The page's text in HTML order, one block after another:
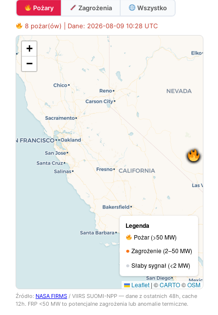
Pożary Zagrożenia Wszystko
8 pożar(ów) | Dane: 2026-08-09 10:28 UTC
+
−
Legenda
Pożar (>50 MW)
● Zagrożenie (2–50 MW)
● Słaby sygnał (<2 MW)
Leaflet | ©CARTO©OSM
Źródło: NASA FIRMS / VIIRS SUOMI-NPP — dane z ostatnich 48h, cache
12h. FRP <50 MW to potencjalne zagrożenia lub anomalie termiczne.